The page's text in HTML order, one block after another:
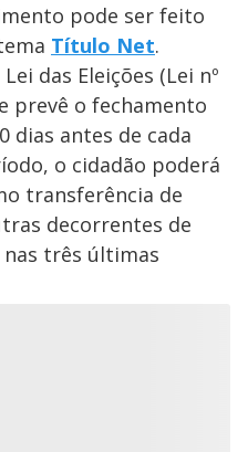
pode ser feito
Título Net.
das Eleições (Lei nº
prevê o fechamento
dias antes de cada
o cidadão poderá
transferência de
decorrentes de
três últimas